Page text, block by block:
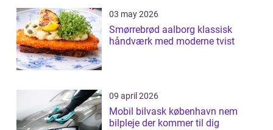
03 may 2026
Smørrebrød aalborg klassisk
håndværk med moderne tvist
09 april 2026
Mobil bilvask københavn nem
bilpleje der kommer til dig